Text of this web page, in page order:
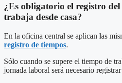
¿Es obligatorio el registro
trabaja desde casa?
En la oficina central se aplican las
registro de tiempos.
Sólo cuando se supere el tiempo de
jornada laboral será necesario